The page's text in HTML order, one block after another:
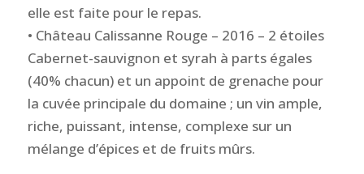
elle est faite pour le repas.
• Château Calissanne Rouge – 2016 – 2 étoiles
Cabernet-sauvignon et syrah à parts égales
(40% chacun) et un appoint de grenache pour
la cuvée principale du domaine ; un vin ample,
riche, puissant, intense, complexe sur un
mélange d’épices et de fruits mûrs.